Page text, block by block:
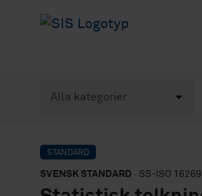
STANDARD
SVENSK STANDARD · SS-ISO